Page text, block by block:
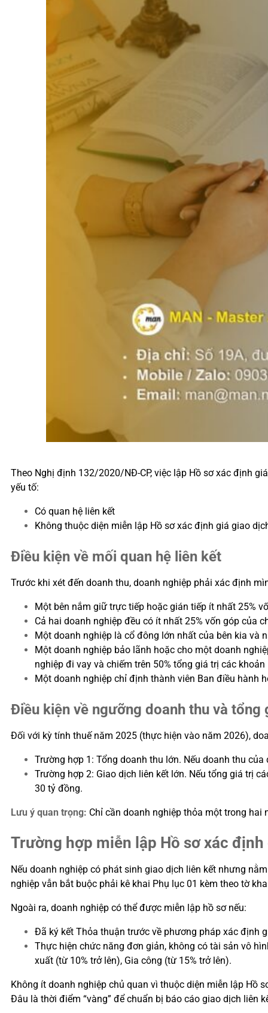
Theo Nghị định 132/2020/NĐ-CP, việc lập Hồ sơ xác định
yếu tố:
Có quan hệ liên kết
Không thuộc diện miễn lập Hồ sơ xác định giá giao
Điều kiện về mối quan hệ liên kết
Trước khi xét đến doanh thu, doanh nghiệp phải xác định
Một bên nắm giữ trực tiếp hoặc gián tiếp ít nhất 25%
Cả hai doanh nghiệp đều có ít nhất 25% vốn góp của
Một doanh nghiệp là cổ đông lớn nhất của bên kia và
Một doanh nghiệp bảo lãnh hoặc cho một doanh
nghiệp đi vay và chiếm trên 50% tổng giá trị các
Một doanh nghiệp chỉ định thành viên Ban điều hành
Điều kiện về ngưỡng doanh thu và
Đối với kỳ tính thuế năm 2025 (thực hiện vào năm 2026),
Trường hợp 1: Tổng doanh thu lớn. Nếu doanh thu
Trường hợp 2: Giao dịch liên kết lớn. Nếu tổng giá trị
30 tỷ đồng.
Lưu ý quan trọng: Chỉ cần doanh nghiệp thỏa một trong
Trường hợp miễn lập Hồ sơ xác định
Nếu doanh nghiệp có phát sinh giao dịch liên kết nhưng
nghiệp vẫn bắt buộc phải kê khai Phụ lục 01 kèm theo tờ
Ngoài ra, doanh nghiệp có thể được miễn lập hồ sơ nếu:
Đã ký kết Thỏa thuận trước về phương pháp xác định
Thực hiện chức năng đơn giản, không có tài sản vô
xuất (từ 10% trở lên), Gia công (từ 15% trở lên).
Không ít doanh nghiệp chủ quan vì thuộc diện miễn lập Hồ
Đâu là thời điểm “vàng” để chuẩn bị báo cáo giao dịch liên